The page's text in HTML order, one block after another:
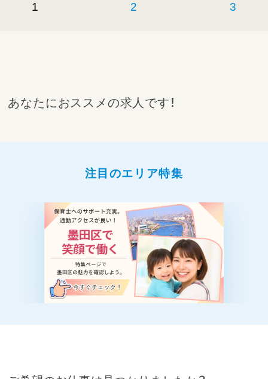
図り、インクルーシブな環境を構築
・施設全体の運営・調整業務（書類管理、行政対
応 など）
供しながら、学童保育との連携を通じて新しい
1 2 3
あなたにおススメの求人です！
注目のエリア特集